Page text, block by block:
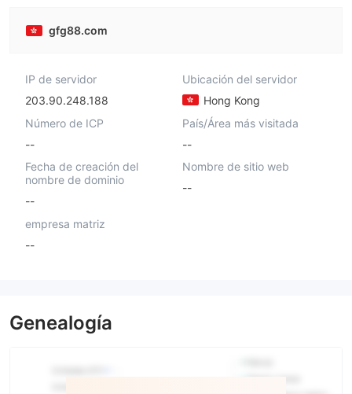
gfg88.com
IP de servidor
203.90.248.188
Ubicación del servidor
Hong Kong
Número de ICP
--
País/Área más visitada
--
Fecha de creación del
nombre de dominio
--
Nombre de sitio web
--
empresa matriz
--
Genealogía